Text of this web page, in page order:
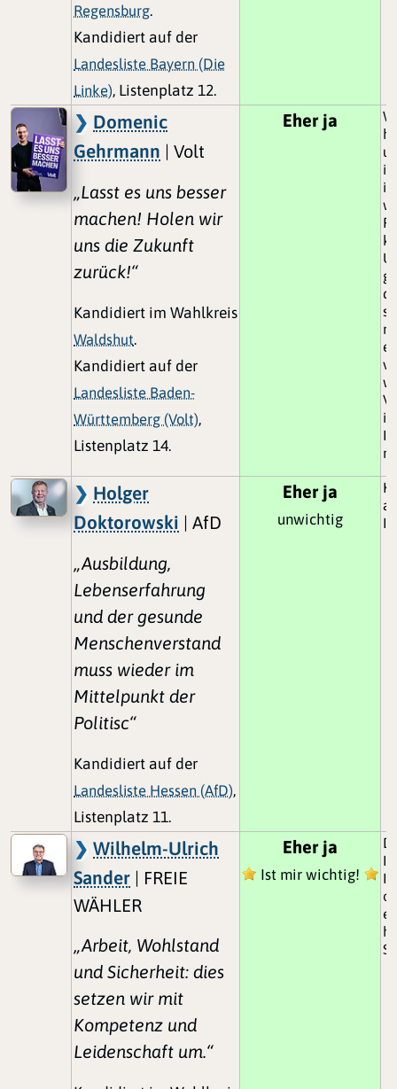
Regensburg.
Kandidiert auf der
Landesliste Bayern (Die
Linke), Listenplatz 12.
Domenic
Gehrmann | Volt
„Lasst es uns besser
machen! Holen wir
uns die Zukunft
zurück!“
Kandidiert im Wahlkreis
Waldshut.
Kandidiert auf der
Landesliste Baden-
Württemberg (Volt),
Listenplatz 14.
Eher ja
Holger
Doktorowski | AfD
„Ausbildung,
Lebenserfahrung
und der gesunde
Menschenverstand
muss wieder im
Mittelpunkt der
Politisc“
Kandidiert auf der
Landesliste Hessen (AfD),
Listenplatz 11.
Eher ja
unwichtig
Wilhelm-Ulrich
Sander | FREIE
WÄHLER
„Arbeit, Wohlstand
und Sicherheit: dies
setzen wir mit
Kompetenz und
Leidenschaft um.“
Eher ja
Ist mir wichtig!